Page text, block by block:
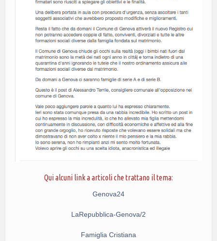
Qui alcuni link a articoli che trattano il tema:
Genova24
LaRepubblica-Genova/2
Famiglia Cristiana